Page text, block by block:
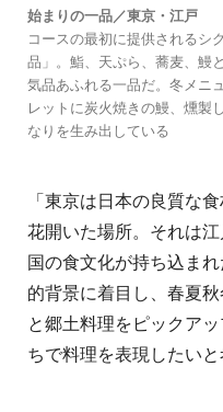
始まりの一品／東京・江戸
コースの最初に提供されるシ
品」。鮨、天ぷら、蕎麦、鰻
気品あふれる一品だ。冬メニ
レットに炭火焼きの鰻、燻製
なりを生み出している
「東京は日本の良質な
花開いた場所。それは
国の食文化が持ち込ま
的背景に着目し、春夏
と郷土料理をピックア
ちで料理を表現したいと